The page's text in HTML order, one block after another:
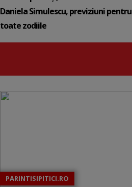
Daniela Simulescu, previziuni pentru
toate zodiile
PARINTISIPITICI.RO